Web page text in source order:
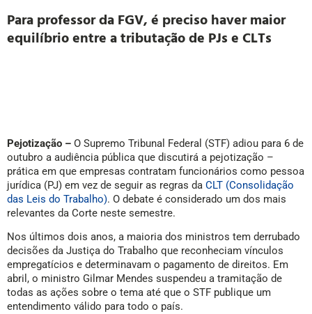
Para professor da FGV, é preciso haver maior
equilíbrio entre a tributação de PJs e CLTs
Pejotização – O Supremo Tribunal Federal (STF) adiou para 6 de
outubro a audiência pública que discutirá a pejotização –
prática em que empresas contratam funcionários como pessoa
jurídica (PJ) em vez de seguir as regras da CLT (Consolidação
das Leis do Trabalho). O debate é considerado um dos mais
relevantes da Corte neste semestre.
Nos últimos dois anos, a maioria dos ministros tem derrubado
decisões da Justiça do Trabalho que reconheciam vínculos
empregatícios e determinavam o pagamento de direitos. Em
abril, o ministro Gilmar Mendes suspendeu a tramitação de
todas as ações sobre o tema até que o STF publique um
entendimento válido para todo o país.